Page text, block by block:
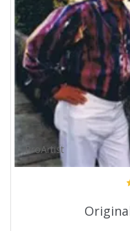
ProArtist